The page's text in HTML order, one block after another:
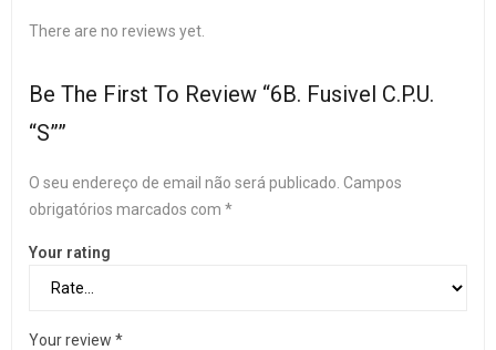
There are no reviews yet.
Be The First To Review “6B. Fusivel C.P.U.
“S””
O seu endereço de email não será publicado. Campos
obrigatórios marcados com *
Your rating
Your review *